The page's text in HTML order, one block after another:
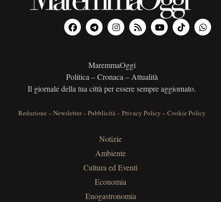
MaremmaOggi
Politica – Cronaca – Attualità
Il giornale della tua città per essere sempre aggiornato.
Redazione –Newsletter–Pubblicità–Privacy Policy –Cookie Policy
Notizie
Ambiente
Cultura ed Eventi
Economia
Enogastronomia